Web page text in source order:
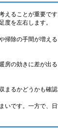
えることが重要で
度を左右します。
除の手間が増え
房の効きに差が出
るかどうかも確認
です。一方で、